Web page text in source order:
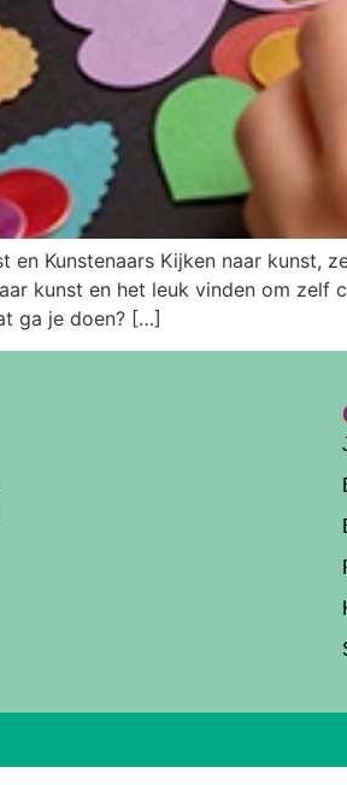
en Kunstenaars Kijken naar
kunst en het leuk vinden om
ga je doen? […]